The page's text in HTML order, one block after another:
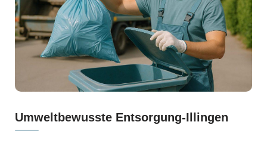
Umweltbewusste Entsorgung-Illingen